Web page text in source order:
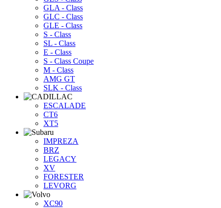
GLA - Class
GLC - Class
GLE - Class
S - Class
SL - Class
E - Class
S - Class Coupe
M - Class
AMG GT
SLK - Class
ESCALADE
CT6
XT5
IMPREZA
BRZ
LEGACY
XV
FORESTER
LEVORG
XC90